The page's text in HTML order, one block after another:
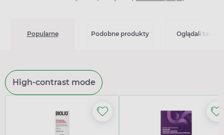
Popularne Podobne produkty Oglądali także
High-contrast mode